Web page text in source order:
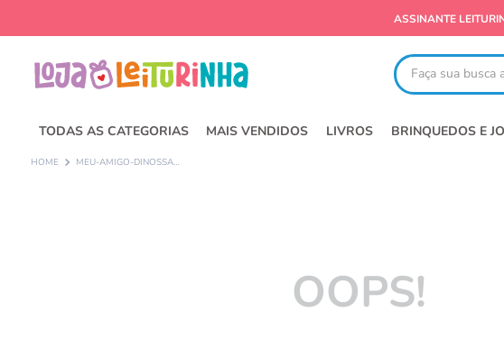
ASSINANTE
Faça sua busca aqui
TODAS AS CATEGORIAS MAIS VENDIDOS LIVROS BRINQUEDOS E
MEU-AMIGO-DINOSSAURO
OOPS!